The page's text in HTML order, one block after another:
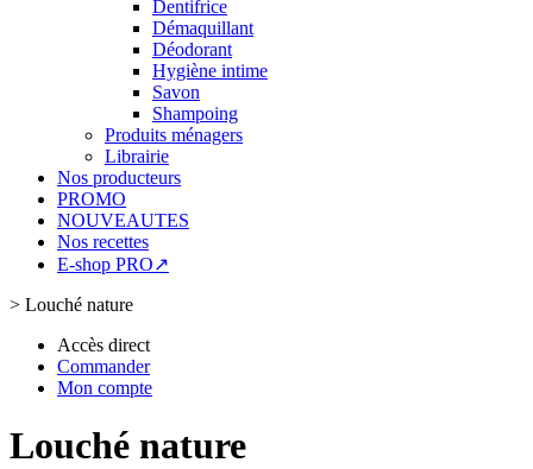
Dentifrice
Démaquillant
Déodorant
Hygiène intime
Savon
Shampoing
Produits ménagers
Librairie
Nos producteurs
PROMO
NOUVEAUTES
Nos recettes
E-shop PRO↗
> Louché nature
Accès direct
Commander
Mon compte
Louché nature